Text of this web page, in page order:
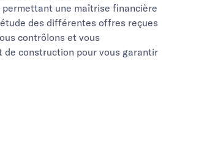
permettant une maîtrise financière
des différentes offres reçues
contrôlons et vous
de construction pour vous garantir